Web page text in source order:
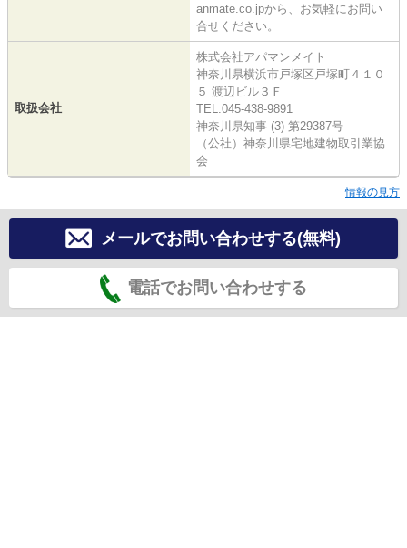
anmate.co.jpから、お気軽にお問い
合せください。
取扱会社
株式会社アパマンメイト
神奈川県横浜市戸塚区戸塚町４１０
５ 渡辺ビル３Ｆ
TEL:045-438-9891
神奈川県知事 (3) 第29387号
（公社）神奈川県宅地建物取引業協
会
情報の見方
メールでお問い合わせする(無料)
電話でお問い合わせする